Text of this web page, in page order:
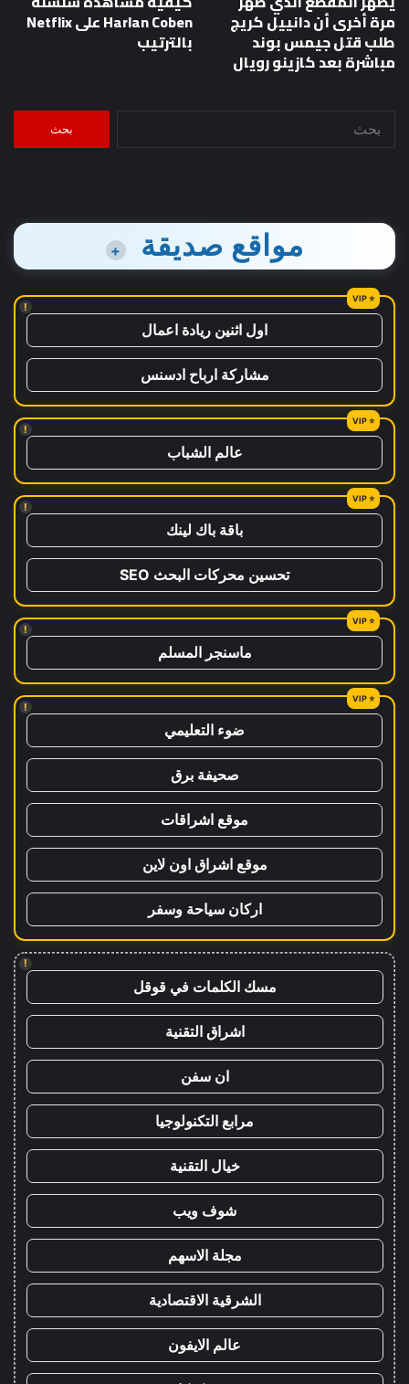
مرة أخرى أن دانييل كريج
طلب قتل جيمس بوند
مباشرة بعد كازينو رويال
Harlan Coben على Netflix
بالترتيب
البحث
مواقع صديقة +
!
اول اثنين ريادة اعمال
مشاركة ارباح ادسنس
!
عالم الشباب
!
باقة باك لينك
تحسين محركات البحث SEO
!
ماسنجر المسلم
!
ضوء التعليمي
صحيفة برق
موقع اشراقات
موقع اشراق اون لاين
اركان سياحة وسفر
!
مسك الكلمات في قوقل
اشراق التقنية
ان سفن
مرابع التكنولوجيا
خيال التقنية
شوف ويب
مجلة الاسهم
الشرقية الاقتصادية
عالم الايفون